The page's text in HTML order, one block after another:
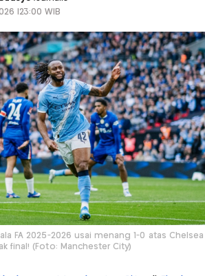
|23:00 WIB
FA 2025-2026 usai menang 1-0 atas Chelsea
final! (Foto: Manchester City)